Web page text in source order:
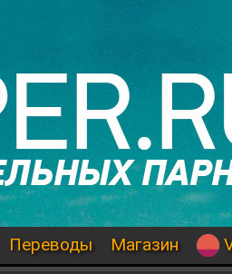
Переводы Магазин